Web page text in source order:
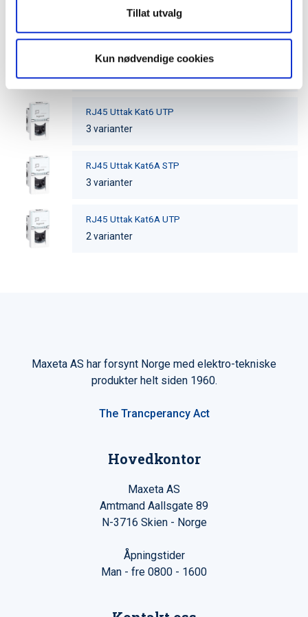
Tillat utvalg
Kun nødvendige cookies
Varenummer: 278213L
Enkel stikk skrutilkopling
RJ45 Uttak Kat6 UTP
3 varianter
RJ45 Uttak Kat6A STP
3 varianter
RJ45 Uttak Kat6A UTP
2 varianter
Maxeta AS har forsynt Norge med elektro-tekniske
produkter helt siden 1960.
The Trancperancy Act
Hovedkontor
Maxeta AS
Amtmand Aallsgate 89
N-3716 Skien - Norge
Åpningstider
Man - fre 0800 - 1600